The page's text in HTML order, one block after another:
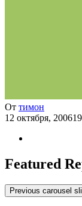
От тимон
12 октября, 2006
Featured
Previous carousel